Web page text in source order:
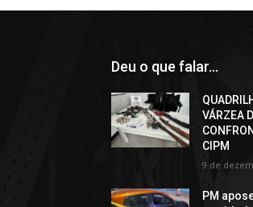
Deu o que falar...
VÁRZEA
CIPM
9 de
PM